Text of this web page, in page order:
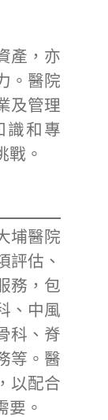
產，亦
。醫院
及管理
識和專
戰。
埔醫院
評估、
務，包
、中風
科、脊
等。醫
以配合
要。